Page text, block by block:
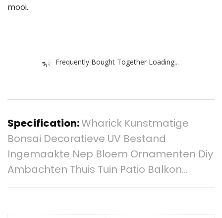
mooi.
Frequently Bought Together Loading...
Specification:Wharick Kunstmatige
Bonsai Decoratieve UV Bestand
Ingemaakte Nep Bloem Ornamenten Diy
Ambachten Thuis Tuin Patio Balkon…